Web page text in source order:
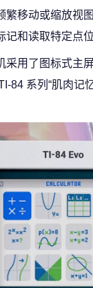
繁移动或缩放视
记和读取特定点
采用了图标式主
系列“肌肉记